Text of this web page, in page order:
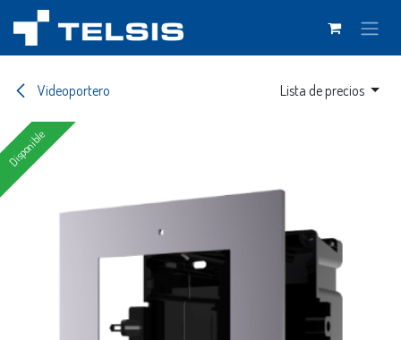
Ir al contenido
Videoportero Lista de precios
Disponible